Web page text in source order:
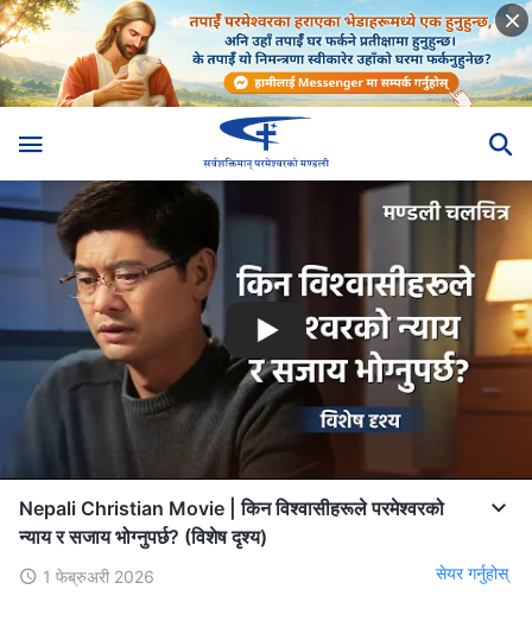
Nepali Christian Movie | किन विश्‍वासीहरूले परमेश्‍वरको
न्याय र सजाय भोग्‍नुपर्छ? (विशेष दृश्य)
1 फेब्रुअरी 2026 सेयर गर्नुहोस्